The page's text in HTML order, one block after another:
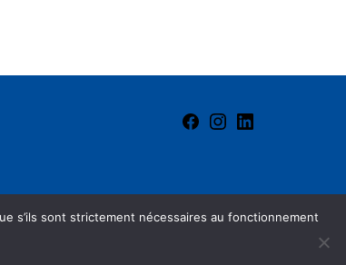
Facebook
Instagram
LinkedIn
s’ils sont strictement nécessaires au fonctionnement